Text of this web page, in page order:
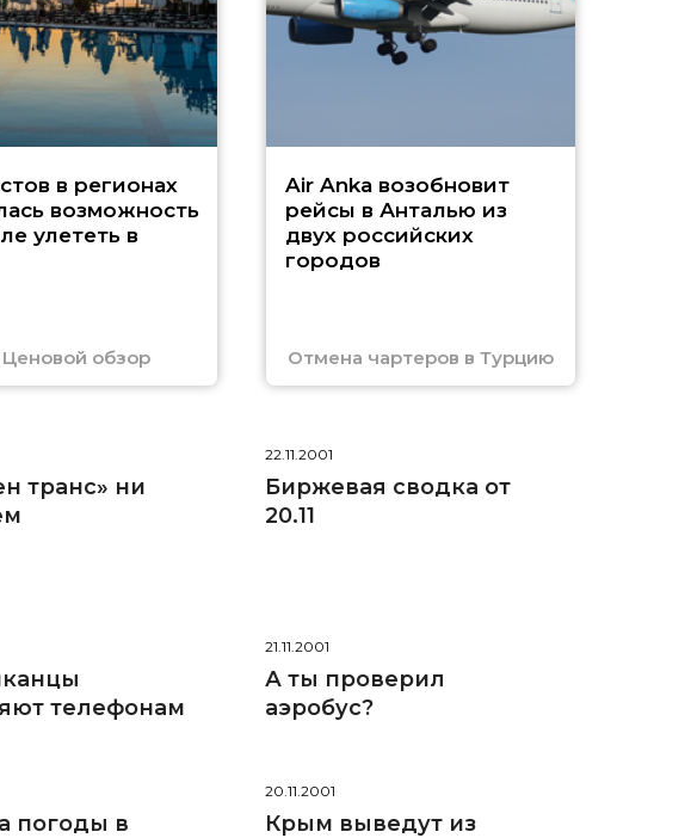
в регионах
возможность
улететь в
обзор
Air Anka возобновит
рейсы в Анталью из
двух российских
городов
Отмена чартеров в Турцию
транс» ни
22.11.2001
Биржевая сводка от
20.11
телефонам
21.11.2001
А ты проверил
аэробус?
погоды в
20.11.2001
Крым выведут из